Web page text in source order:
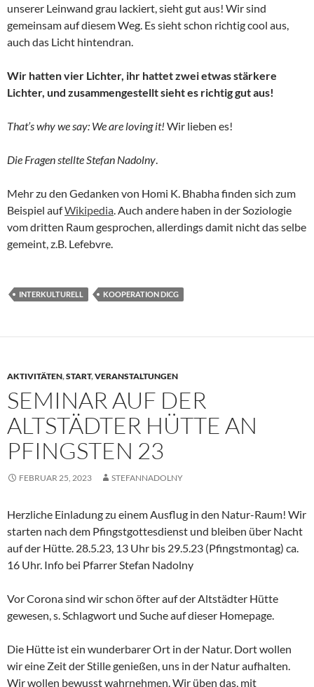
unserer Leinwand grau lackiert, sieht gut aus! Wir sind
gemeinsam auf diesem Weg. Es sieht schon richtig cool aus,
auch das Licht hintendran.
Wir hatten vier Lichter, ihr hattet zwei etwas stärkere
Lichter, und zusammengestellt sieht es richtig gut aus!
That’s why we say: We are loving it! Wir lieben es!
Die Fragen stellte Stefan Nadolny
Mehr zu den Gedanken von Homi K. Bhabha finden sich zum
Beispiel aufWikipedia . Auch andere haben in der Soziologie
vom dritten Raum gesprochen, allerdings damit nicht das selbe
gemeint, z.B. Lefebvre.
INTERKULTURELL KOOPERATION DICG
AKTIVITÄTEN,START,VERANSTALTUNGEN
SEMINAR AUF DER
ALTSTÄDTER HÜTTE AN
PFINGSTEN 23
FEBRUAR 25, 2023 STEFANNADOLNY
Herzliche Einladung zu einem Ausflug in den Natur-Raum! Wir
starten nach dem Pfingstgottesdienst und bleiben über Nacht
auf der Hütte. 28.5.23, 13 Uhr bis 29.5.23 (Pfingstmontag) ca.
16 Uhr. Info bei Pfarrer Stefan Nadolny
Vor Corona sind wir schon öfter auf der Altstädter Hütte
gewesen, s. Schlagwort und Suche auf dieser Homepage.
Die Hütte ist ein wunderbarer Ort in der Natur. Dort wollen
wir eine Zeit der Stille genießen, uns in der Natur aufhalten.
Wir wollen bewusst wahrnehmen. Wir üben das, mit